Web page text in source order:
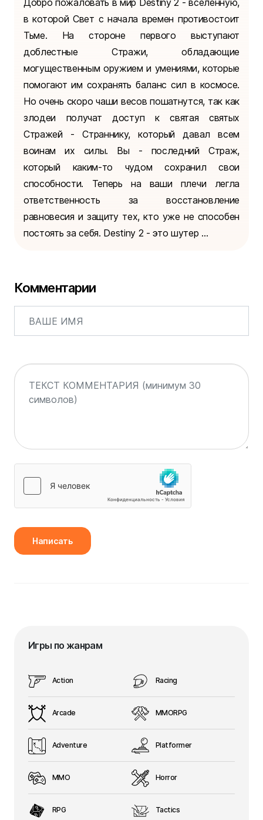
Добро пожаловать в мир Destiny 2 - вселенную,
в которой Свет с начала времен противостоит
Тьме. На стороне первого выступают
доблестные Стражи, обладающие
могущественным оружием и умениями, которые
помогают им сохранять баланс сил в космосе.
Но очень скоро чаши весов пошатнутся, так как
злодеи получат доступ к святая святых
Стражей - Страннику, который давал всем
воинам их силы. Вы - последний Страж,
который каким-то чудом сохранил свои
способности. Теперь на ваши плечи легла
ответственность за восстановление
равновесия и защиту тех, кто уже не способен
постоять за себя. Destiny 2 - это шутер ...
Комментарии
Написать
Игры по жанрам
Action
Arcade
Adventure
MMO
RPG
Racing
MMORPG
Platformer
Horror
Tactics